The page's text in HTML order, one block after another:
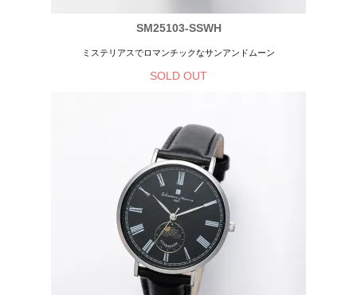
SM25103-SSWH
ミステリアスでロマンチックなサンアンドムーン
SOLD OUT